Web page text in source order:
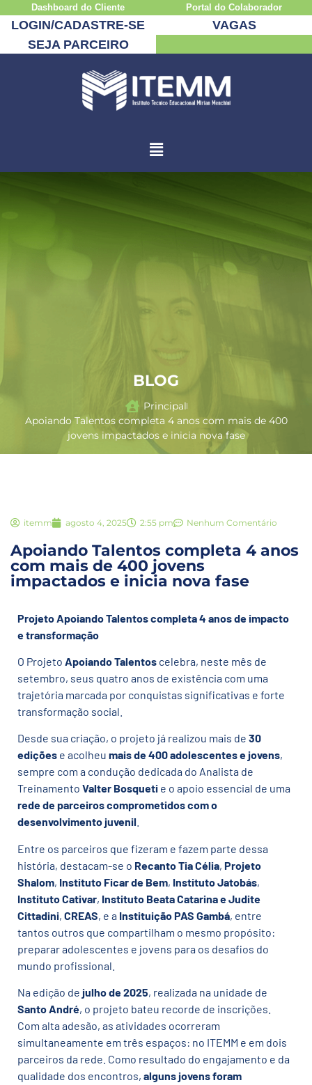
Dashboard do Cliente Portal do Colaborador
LOGIN/CADASTRE-SE
VAGAS
SEJA PARCEIRO
BLOG
Principal
Apoiando Talentos completa 4 anos com mais de 400
jovens impactados e inicia nova fase
itemm agosto 4, 2025 2:55 pm Nenhum Comentário
Apoiando Talentos completa 4 anos
com mais de 400 jovens
impactados e inicia nova fase
Projeto Apoiando Talentos completa 4 anos de impacto
e transformação
O Projeto Apoiando Talentos celebra, neste mês de
setembro, seus quatro anos de existência com uma
trajetória marcada por conquistas significativas e forte
transformação social.
Desde sua criação, o projeto já realizou mais de 30
edições e acolheu mais de 400 adolescentes e jovens,
sempre com a condução dedicada do Analista de
Treinamento Valter Bosqueti e o apoio essencial de uma
rede de parceiros comprometidos com o
desenvolvimento juvenil
Entre os parceiros que fizeram e fazem parte dessa
história, destacam-se o Recanto Tia Célia, Projeto
Shalom, Instituto Ficar de Bem, Instituto Jatobás,
Instituto Cativar, Instituto Beata Catarina e Judite
Cittadini, CREAS, e a Instituição PAS Gambá, entre
tantos outros que compartilham o mesmo propósito:
preparar adolescentes e jovens para os desafios do
mundo profissional.
Na edição de julho de 2025, realizada na unidade de
Santo André, o projeto bateu recorde de inscrições.
Com alta adesão, as atividades ocorreram
simultaneamente em três espaços: no ITEMM e em dois
parceiros da rede. Como resultado do engajamento e da
qualidade dos encontros, alguns jovens foram